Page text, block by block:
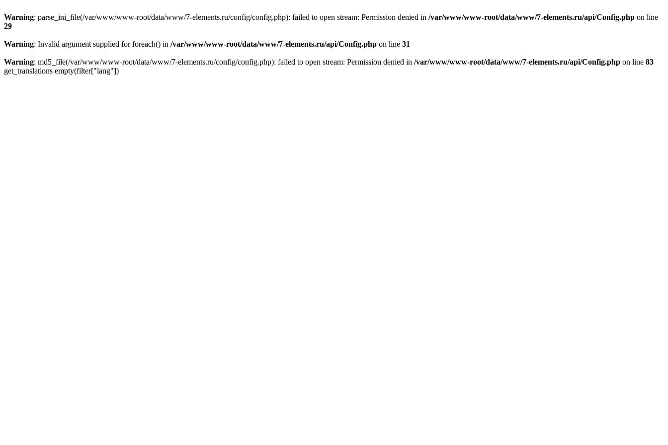
Warning: parse_ini_file(/var/www/www-root/data/www/7-elements.ru/config/config.php): failed to open stream: Permission denied in /var/www/www-root/data/www/7-elements.ru/api/Config.php on line
29
Warning: Invalid argument supplied for foreach() in /var/www/www-root/data/www/7-elements.ru/api/Config.php on line 31
Warning: md5_file(/var/www/www-root/data/www/7-elements.ru/config/config.php): failed to open stream: Permission denied in /var/www/www-root/data/www/7-elements.ru/api/Config.php on line 83
get_translations empty(filter["lang"])